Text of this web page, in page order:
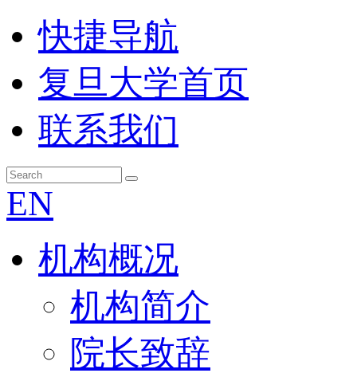
快捷导航
复旦大学首页
联系我们
EN
机构概况
机构简介
院长致辞